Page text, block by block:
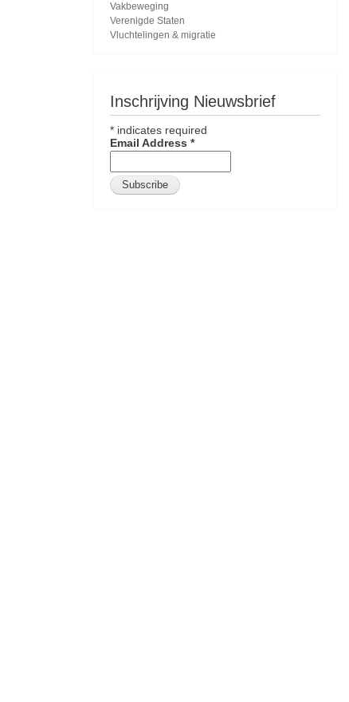
Vakbeweging
Verenigde Staten
Vluchtelingen & migratie
Inschrijving Nieuwsbrief
* indicates required
Email Address *